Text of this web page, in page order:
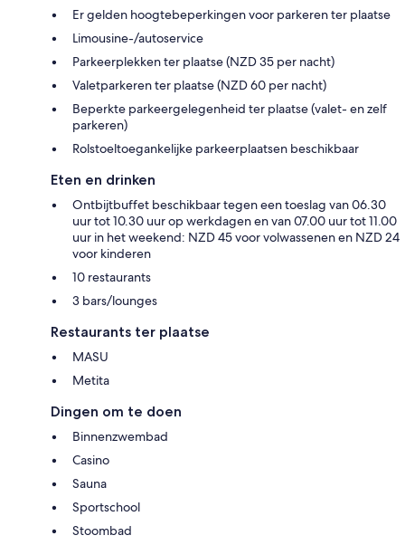
Er gelden hoogtebeperkingen voor parkeren ter plaatse
Limousine-/autoservice
Parkeerplekken ter plaatse (NZD 35 per nacht)
Valetparkeren ter plaatse (NZD 60 per nacht)
Beperkte parkeergelegenheid ter plaatse (valet- en zelf
parkeren)
Rolstoeltoegankelijke parkeerplaatsen beschikbaar
Eten en drinken
Ontbijtbuffet beschikbaar tegen een toeslag van 06.30
uur tot 10.30 uur op werkdagen en van 07.00 uur tot 11.00
uur in het weekend: NZD 45 voor volwassenen en NZD 24
voor kinderen
10 restaurants
3 bars/lounges
Restaurants ter plaatse
MASU
Metita
Dingen om te doen
Binnenzwembad
Casino
Sauna
Sportschool
Stoombad